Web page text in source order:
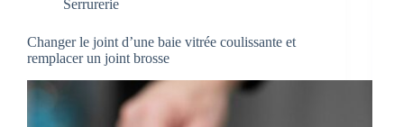
Serrurerie
Changer le joint d’une baie vitrée coulissante et
remplacer un joint brosse